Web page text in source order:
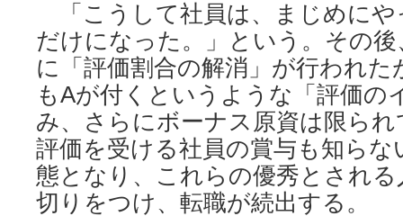
「こうして社員は、まじめにや
だけになった。」という。その
に「評価割合の解消」が行われ
もAが付くというような「評価の
み、さらにボーナス原資は限ら
評価を受ける社員の賞与も知ら
態となり、これらの優秀とされ
切りをつけ、転職が続出する。